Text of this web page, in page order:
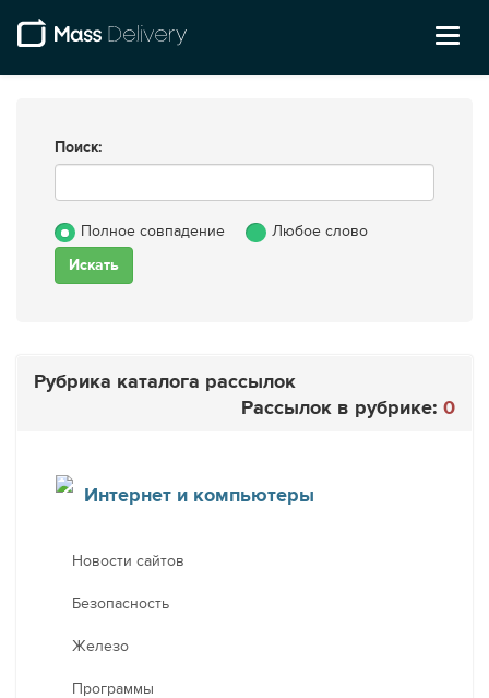
Поиск:
Полное совпадение Любое слово
Рубрика каталога рассылок
Рассылок в рубрике: 0
Интернет и компьютеры
Новости сайтов
Безопасность
Железо
Программы